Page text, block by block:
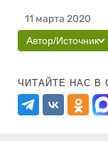
11 марта 2020
Автор/Источник
ЧИТАЙТЕ НАС В